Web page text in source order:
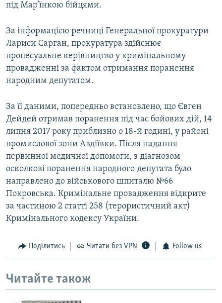
під Мар’їнкою бійцями.
За інформацією речниці Генеральної прокуратури
Лариси Сарган, прокуратура здійснює
процесуальне керівництво у кримінальному
провадженні за фактом отримання поранення
народним депутатом.
За її даними, попередньо встановлено, що Євген
Дейдей отримав поранення під час бойових дій, 14
липня 2017 року приблизно о 18-й годині, у районі
промислової зони Авдіївки. Після надання
первинної медичної допомоги, з діагнозом
осколкові поранення народного депутата було
направлено до військового шпиталю №66
Покровська. Кримінальне провадження відкрите
за частиною 2 статті 258 (терористичний акт)
Кримінального кодексу України.
Поділитись Читати без VPN Follow us
Читайте також